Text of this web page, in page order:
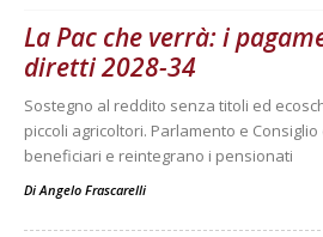
La Pac che verrà: i
diretti 2028-34
Sostegno al reddito senza titoli ed
piccoli agricoltori. Parlamento e
beneficiari e reintegrano i pensionati
DiAngelo Frascarelli